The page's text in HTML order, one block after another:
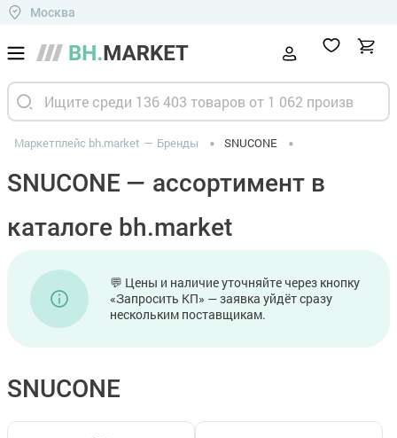
Москва
Маркетплейс bh.market Бренды SNUCONE
SNUCONE — ассортимент в
каталоге bh.market
💬 Цены и наличие уточняйте через кнопку
«Запросить КП» — заявка уйдёт сразу
нескольким поставщикам.
SNUCONE